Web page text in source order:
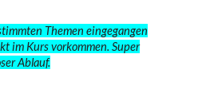
Themen eingegangen
im Kurs vorkommen. Super
Ablauf.